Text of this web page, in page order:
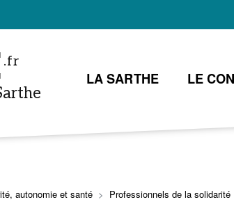
.fr
LA SARTHE LE
autonomie et santé Professionnels de la solidarité